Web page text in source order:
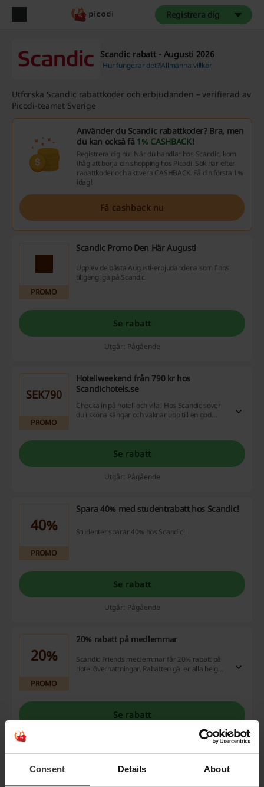
Consent Details About
Registrera dig
Scandic rabatt - Augusti 2026
Hur fungerar det?Allmänna villkor
Utforska Scandic rabattkoder och erbjudanden – verifierad av
Picodi-teamet Sverige
Använder du Scandic rabattkoder? Bra, men
du kan också få 1% CASHBACK!
Registrera dig nu! När du handlar hos Scandic, kom
ihåg att börja din shopping hos Picodi. Sök här efter
rabattkoder och aktivera CASHBACK. Få din första 1%
idag!
Få cashback nu
PROMO
Scandic Promo Den Här Augusti
Upplev de bästa Augusti-erbjudandena som finns
tillgängliga på Scandic.
Se rabatt
Utgår: Pågående
SEK790
PROMO
Hotellweekend från 790 kr hos
Scandichotels.se
Checka in på hotell och vila! Hos Scandic sover
du i sköna sängar och vaknar upp till en god
Se rabatt
Utgår: Pågående
40%
PROMO
Spara 40% med studentrabatt hos Scandic!
Studenter sparar 40% hos Scandic!
Se rabatt
Utgår: Pågående
20%
PROMO
20% rabatt på medlemmar
Scandic Friends medlemmar får 20% rabatt på
hotellövernattningar. Rabatten gäller alla helger
Se rabatt
Dagliga erbjudanden hos Scandic